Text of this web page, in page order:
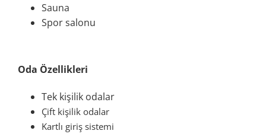
Sauna
Spor salonu
Oda Özellikleri
Tek kişilik odalar
Çift kişilik odalar
Kartlı giriş sistemi